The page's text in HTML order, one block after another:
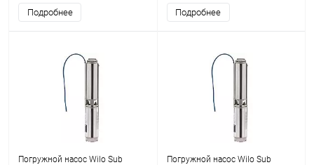
Подробнее Подробнее
Погружной насос Wilo Sub
Погружной насос Wilo Sub